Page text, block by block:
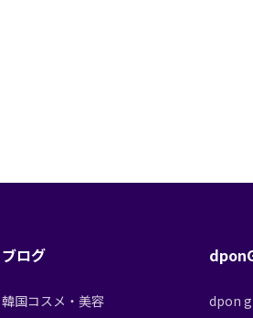
ブログ
韓国コスメ・美容 dpon